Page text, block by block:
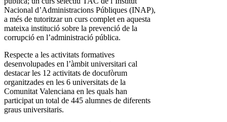
Nacional d’Administracions Públiques (INAP),
a més de tutoritzar un curs complet en aquesta
mateixa institució sobre la prevenció de la
corrupció en l’administració pública.
Respecte a les activitats formatives
desenvolupades en l’àmbit universitari cal
destacar les 12 activitats de docufòrum
organitzades en les 6 universitats de la
Comunitat Valenciana en les quals han
participat un total de 445 alumnes de diferents
graus universitaris.